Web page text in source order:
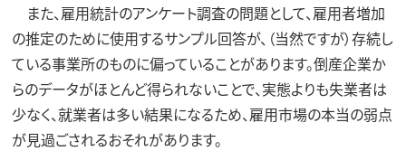
また、雇用統計のアンケート調査の問題として、雇用者増加
の推定のために使用するサンプル回答が、（当然ですが）存続し
ている事業所のものに偏っていることがあります。倒産企業か
らのデータがほとんど得られないことで、実態よりも失業者は
少なく、就業者は多い結果になるため、雇用市場の本当の弱点
が見過ごされるおそれがあります。